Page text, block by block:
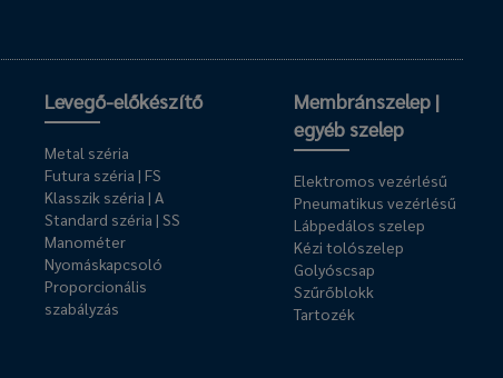
Levegő-előkészítő
Metal széria
Futura széria | FS
Klasszik széria | A
Standard széria | SS
Manométer
Nyomáskapcsoló
Proporcionális
szabályzás
Membránszelep |
egyéb szelep
Elektromos vezérlésű
Pneumatikus vezérlésű
Lábpedálos szelep
Kézi tolószelep
Golyóscsap
Szűrőblokk
Tartozék